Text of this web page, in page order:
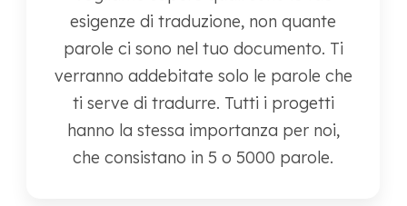
esigenze di traduzione, non quante
parole ci sono nel tuo documento. Ti
verranno addebitate solo le parole che
ti serve di tradurre. Tutti i progetti
hanno la stessa importanza per noi,
che consistano in 5 o 5000 parole.